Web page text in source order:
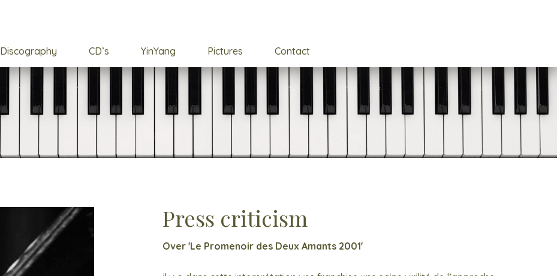
Discography CD’s YinYang Pictures Contact
Press criticism
Over 'Le Promenoir des Deux Amants 2001'